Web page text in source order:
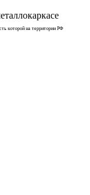
которой на территории РФ